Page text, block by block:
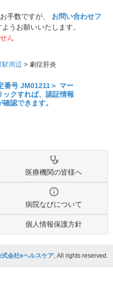
手数ですが、 お問い合わせフ
うお願いいたします。
ん
駅周辺 > 劇症肝炎
医療機関の皆様へ
病院なびについて
個人情報保護方針
式会社eヘルスケア, All rights reserved.